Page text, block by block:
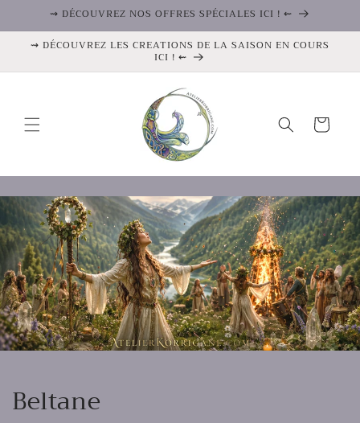
passer
au
contenu
⇝ DÉCOUVREZ NOS OFFRES SPÉCIALES ICI ! ⇜
⇝ DÉCOUVREZ LES CREATIONS DE LA SAISON EN COURS
ICI ! ⇜
Panier
Beltane